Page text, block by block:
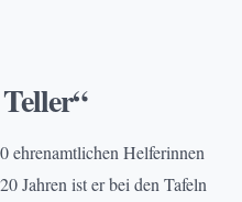
ehrenamtlichen Helferinnen
Jahren ist er bei den Tafeln